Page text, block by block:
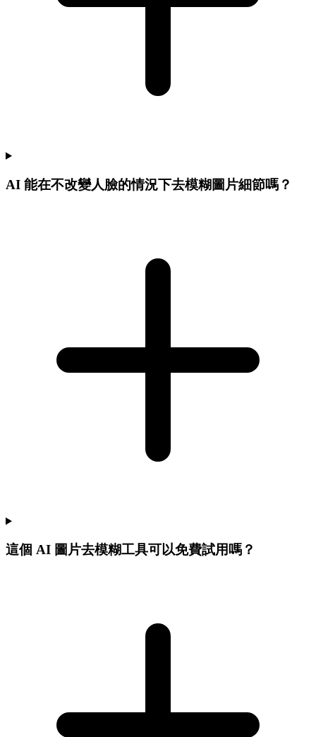
AI 能在不改變人臉的情況下去模糊圖片細節嗎？
這個 AI 圖片去模糊工具可以免費試用嗎？